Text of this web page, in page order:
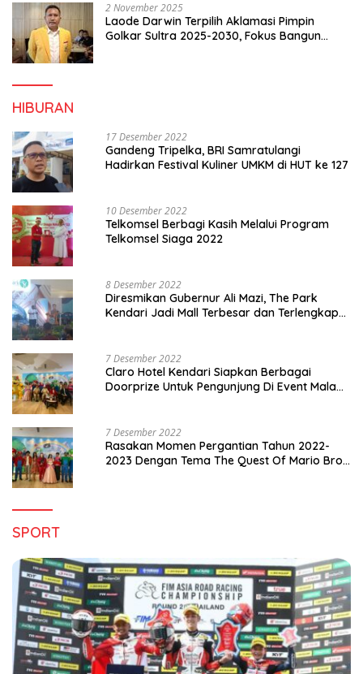
2 November 2025
Laode Darwin Terpilih Aklamasi Pimpin
Golkar Sultra 2025-2030, Fokus Bangun
HIBURAN
17 Desember 2022
Gandeng Tripelka, BRI Samratulangi
Hadirkan Festival Kuliner UMKM di HUT ke 127
10 Desember 2022
Telkomsel Berbagi Kasih Melalui Program
Telkomsel Siaga 2022
8 Desember 2022
Diresmikan Gubernur Ali Mazi, The Park
Kendari Jadi Mall Terbesar dan Terlengkap
7 Desember 2022
Claro Hotel Kendari Siapkan Berbagai
Doorprize Untuk Pengunjung Di Event Malam
7 Desember 2022
Rasakan Momen Pergantian Tahun 2022-
2023 Dengan Tema The Quest Of Mario Bros
SPORT